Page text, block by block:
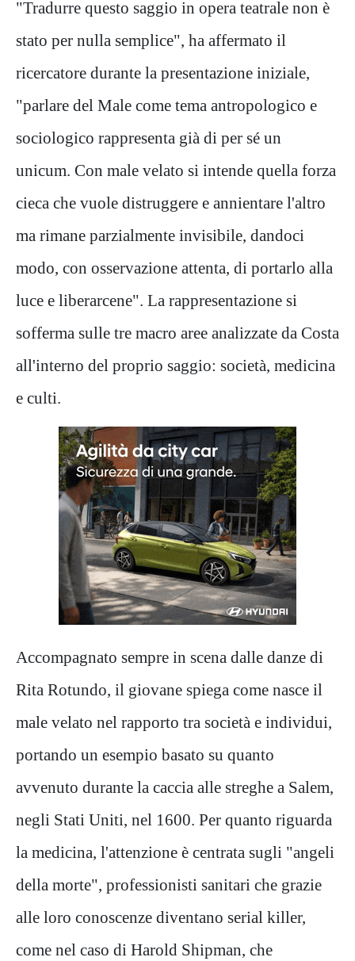
"Tradurre questo saggio in opera teatrale non è
stato per nulla semplice", ha affermato il
ricercatore durante la presentazione iniziale,
"parlare del Male come tema antropologico e
sociologico rappresenta già di per sé un
unicum. Con male velato si intende quella forza
cieca che vuole distruggere e annientare l'altro
ma rimane parzialmente invisibile, dandoci
modo, con osservazione attenta, di portarlo alla
luce e liberarcene". La rappresentazione si
sofferma sulle tre macro aree analizzate da Costa
all'interno del proprio saggio: società, medicina
e culti.
Accompagnato sempre in scena dalle danze di
Rita Rotundo, il giovane spiega come nasce il
male velato nel rapporto tra società e individui,
portando un esempio basato su quanto
avvenuto durante la caccia alle streghe a Salem,
negli Stati Uniti, nel 1600. Per quanto riguarda
la medicina, l'attenzione è centrata sugli "angeli
della morte", professionisti sanitari che grazie
alle loro conoscenze diventano serial killer,
come nel caso di Harold Shipman, che